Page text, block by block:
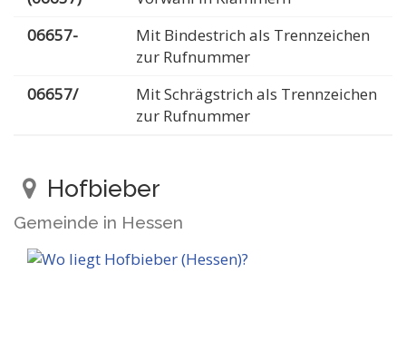
06657-
Mit Bindestrich als Trennzeichen
zur Rufnummer
06657/
Mit Schrägstrich als Trennzeichen
zur Rufnummer
Hofbieber
Gemeinde in Hessen